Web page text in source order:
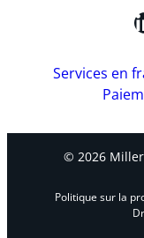
Services en
© 2026
Politique sur la